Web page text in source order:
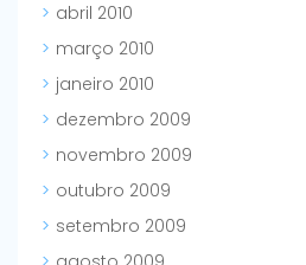
abril 2010
março 2010
janeiro 2010
dezembro 2009
novembro 2009
outubro 2009
setembro 2009